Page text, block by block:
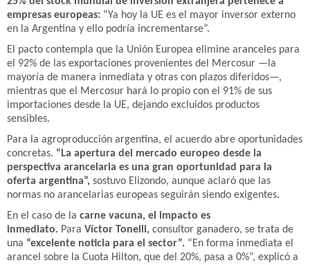
empresas europeas: “Ya hoy la UE es el mayor inversor externo
en la Argentina y ello podría incrementarse”.
El pacto contempla que la Unión Europea elimine aranceles para
el 92% de las exportaciones provenientes del Mercosur —la
mayoría de manera inmediata y otras con plazos diferidos—,
mientras que el Mercosur hará lo propio con el 91% de sus
importaciones desde la UE, dejando excluidos productos
sensibles.
Para la agroproducción argentina, el acuerdo abre oportunidades
concretas. “La apertura del mercado europeo desde la
perspectiva arancelaria es una gran oportunidad para la
oferta argentina”, sostuvo Elizondo, aunque aclaró que las
normas no arancelarias europeas seguirán siendo exigentes.
En el caso de la carne vacuna, el impacto es
inmediato. Para Víctor Tonelli, consultor ganadero, se trata de
una “excelente noticia para el sector”. “En forma inmediata el
arancel sobre la Cuota Hilton, que del 20%, pasa a 0%”, explicó a